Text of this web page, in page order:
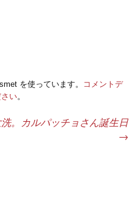
を使っています。
コメントデ
い。
。カルパッチョさん誕生日
→